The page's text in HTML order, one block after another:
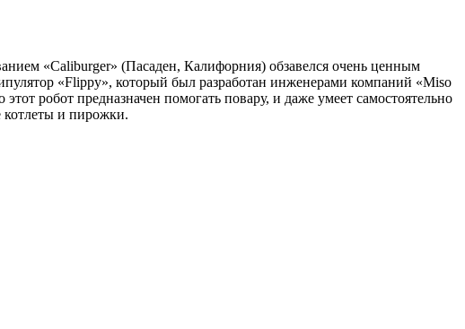
«Caliburger» (Пасаден, Калифорния) обзавелся очень ценным
«Flippy», который был разработан инженерами компаний «Miso
робот предназначен помогать повару, и даже умеет самостоятельно
и пирожки.